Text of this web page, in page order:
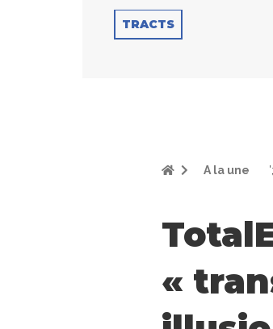
TRACTS
A la une ';
«